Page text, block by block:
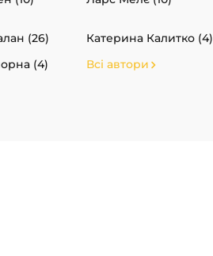
(26)
Катерина Калитко (4)
(4) Всі автори